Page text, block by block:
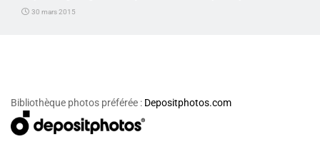
30 mars 2015
Bibliothèque photos préférée : Depositphotos.com